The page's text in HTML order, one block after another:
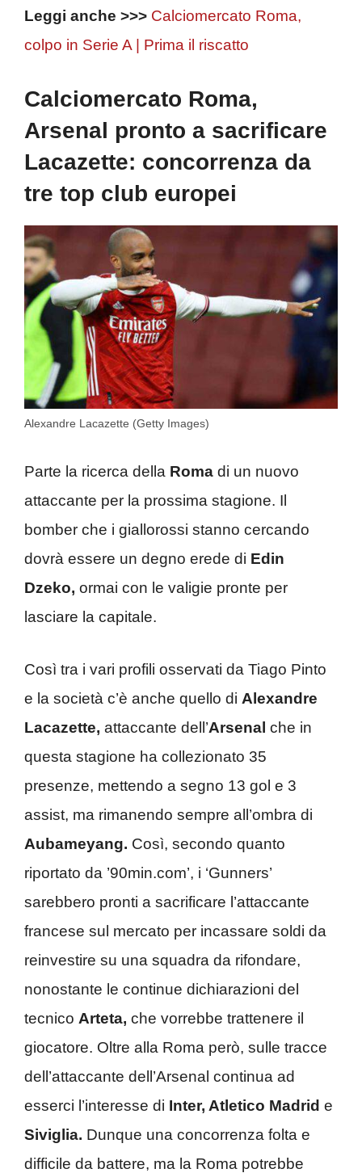
Leggi anche >>> Calciomercato Roma,
colpo in Serie A | Prima il riscatto
Calciomercato Roma,
Arsenal pronto a sacrificare
Lacazette: concorrenza da
tre top club europei
Alexandre Lacazette (Getty Images)
Parte la ricerca della Roma di un nuovo
attaccante per la prossima stagione. Il
bomber che i giallorossi stanno cercando
dovrà essere un degno erede di Edin
Dzeko, ormai con le valigie pronte per
lasciare la capitale.
Così tra i vari profili osservati da Tiago Pinto
e la società c’è anche quello di Alexandre
Lacazette, attaccante dell’Arsenal che in
questa stagione ha collezionato 35
presenze, mettendo a segno 13 gol e 3
assist, ma rimanendo sempre all’ombra di
Aubameyang. Così, secondo quanto
riportato da ’90min.com’, i ‘Gunners’
sarebbero pronti a sacrificare l’attaccante
francese sul mercato per incassare soldi da
reinvestire su una squadra da rifondare,
nonostante le continue dichiarazioni del
tecnico Arteta, che vorrebbe trattenere il
giocatore. Oltre alla Roma però, sulle tracce
dell’attaccante dell’Arsenal continua ad
esserci l’interesse di Inter, Atletico Madrid e
Siviglia. Dunque una concorrenza folta e
difficile da battere, ma la Roma potrebbe